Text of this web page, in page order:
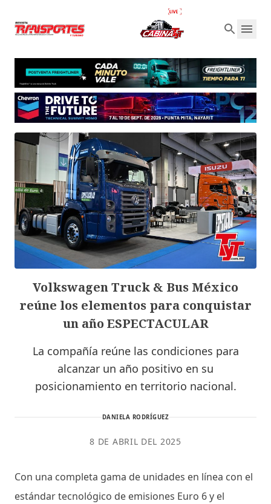
Volkswagen Truck & Bus México
reúne los elementos para conquistar
un año ESPECTACULAR
La compañía reúne las condiciones para
alcanzar un año positivo en su
posicionamiento en territorio nacional.
DANIELA RODRÍGUEZ
8 DE ABRIL DEL 2025
Con una completa gama de unidades en línea con el
estándar tecnológico de emisiones Euro 6 y el